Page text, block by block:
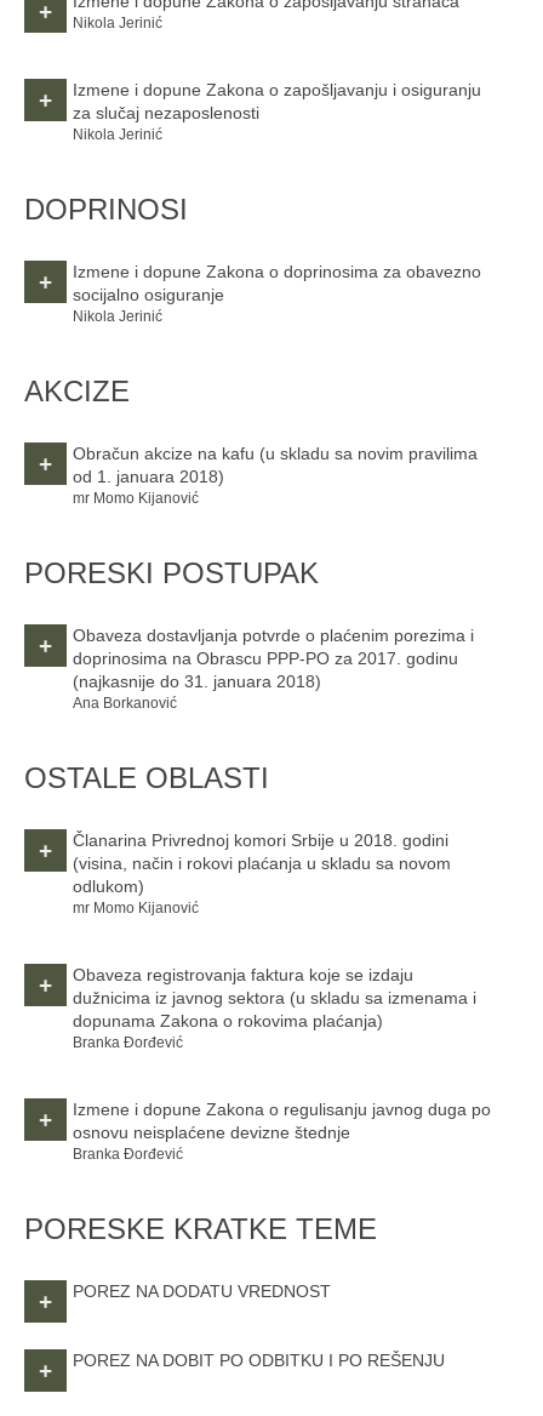
+ Nikola Jerinić
+
Izmene i dopune Zakona o zapošljavanju i osiguranju
za slučaj nezaposlenosti
Nikola Jerinić
DOPRINOSI
+
Izmene i dopune Zakona o doprinosima za obavezno
socijalno osiguranje
Nikola Jerinić
AKCIZE
+ Obračun akcize na kafu (u skladu sa novim pravilima
od 1. januara 2018)
mr Momo Kijanović
PORESKI POSTUPAK
+
Obaveza dostavljanja potvrde o plaćenim porezima i
doprinosima na Obrascu PPP-PO za 2017. godinu
(najkasnije do 31. januara 2018)
Ana Borkanović
OSTALE OBLASTI
+
Članarina Privrednoj komori Srbije u 2018. godini
(visina, način i rokovi plaćanja u skladu sa novom
odlukom)
mr Momo Kijanović
+
Obaveza registrovanja faktura koje se izdaju
dužnicima iz javnog sektora (u skladu sa izmenama i
dopunama Zakona o rokovima plaćanja)
Branka Đorđević
+
Izmene i dopune Zakona o regulisanju javnog duga po
osnovu neisplaćene devizne štednje
Branka Đorđević
PORESKE KRATKE TEME
+ POREZ NA DODATU VREDNOST
+ POREZ NA DOBIT PO ODBITKU I PO REŠENJU